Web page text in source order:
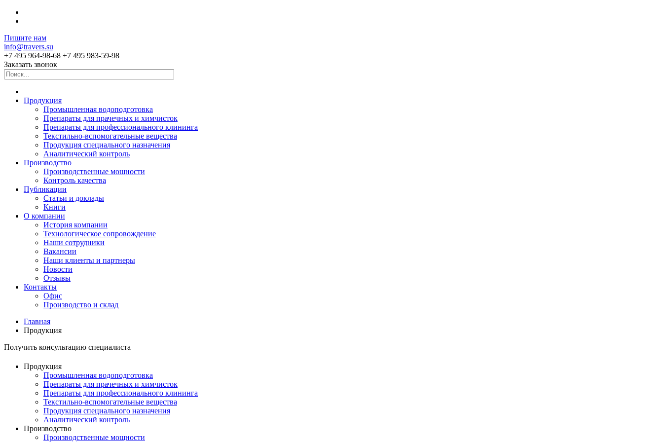
Пишите нам
info@travers.su
+7 495 964-98-68 +7 495 983-59-98
Заказать звонок
Продукция
Промышленная водоподготовка
Препараты для прачечных и химчисток
Препараты для профессионального клининга
Текстильно-вспомогательные вещества
Продукция специального назначения
Аналитический контроль
Производство
Производственные мощности
Контроль качества
Публикации
Статьи и доклады
Книги
О компании
История компании
Технологическое сопровождение
Наши сотрудники
Вакансии
Наши клиенты и партнеры
Новости
Отзывы
Контакты
Офис
Производство и склад
Главная
Продукция
Получить консультацию специалиста
Продукция
Промышленная водоподготовка
Препараты для прачечных и химчисток
Препараты для профессионального клининга
Текстильно-вспомогательные вещества
Продукция специального назначения
Аналитический контроль
Производство
Производственные мощности